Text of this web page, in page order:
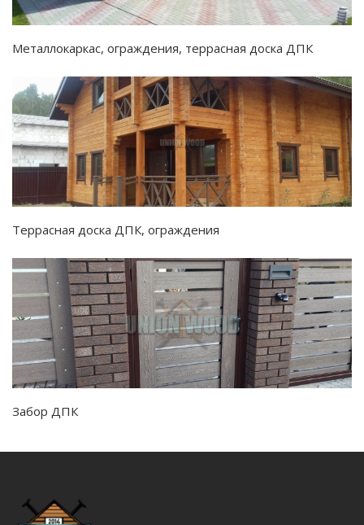
Металлокаркас, ограждения, террасная доска ДПК
Террасная доска ДПК, ограждения
Забор ДПК